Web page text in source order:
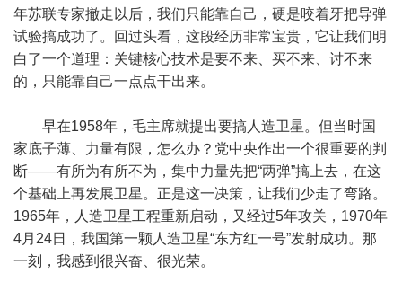
年苏联专家撤走以后，我们只能靠自己，硬是咬着牙把导弹
试验搞成功了。回过头看，这段经历非常宝贵，它让我们明
白了一个道理：关键核心技术是要不来、买不来、讨不来
的，只能靠自己一点点干出来。
早在1958年，毛主席就提出要搞人造卫星。但当时国
家底子薄、力量有限，怎么办？党中央作出一个很重要的判
断——有所为有所不为，集中力量先把“两弹”搞上去，在这
个基础上再发展卫星。正是这一决策，让我们少走了弯路。
1965年，人造卫星工程重新启动，又经过5年攻关，1970年
4月24日，我国第一颗人造卫星“东方红一号”发射成功。那
一刻，我感到很兴奋、很光荣。